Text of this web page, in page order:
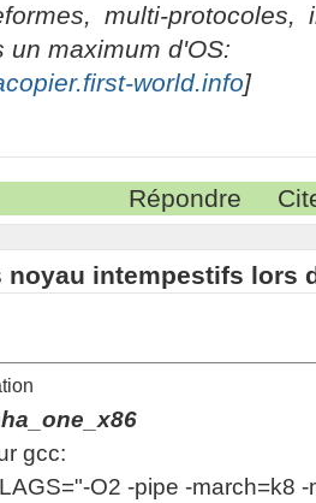
multi-protocoles,
un maximum d'OS:
world.info]
Répondre
noyau intempestifs lors
gcc:
O2 -pipe -march=k8 -